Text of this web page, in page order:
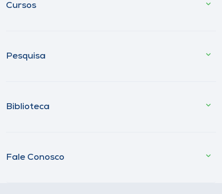
Cursos
Pesquisa
Biblioteca
Fale Conosco